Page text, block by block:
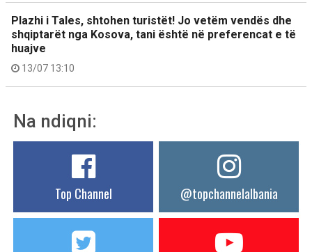
Plazhi i Tales, shtohen turistët! Jo vetëm vendës dhe
shqiptarët nga Kosova, tani është në preferencat e të
huajve
13/07 13:10
Na ndiqni:
Top Channel @topchannelalbania